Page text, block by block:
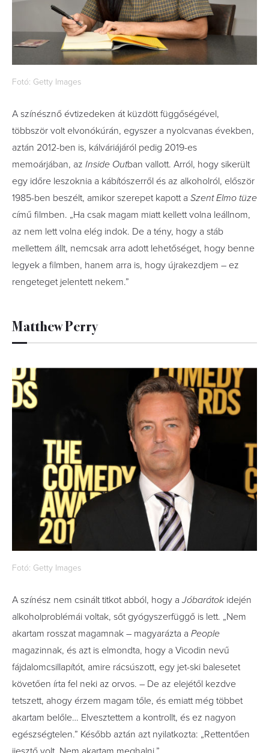
Fotó: Getty Images
A színésznő évtizedeken át küzdött függőségével,
többször volt elvonókúrán, egyszer a nyolcvanas években,
aztán 2012-ben is, kálváriájáról pedig 2019-es
memoárjában, az Inside Outban vallott. Arról, hogy sikerült
egy időre leszoknia a kábítószerről és az alkoholról, először
1985-ben beszélt, amikor szerepet kapott a Szent Elmo tüze
című filmben. „Ha csak magam miatt kellett volna leállnom,
az nem lett volna elég indok. De a tény, hogy a stáb
mellettem állt, nemcsak arra adott lehetőséget, hogy benne
legyek a filmben, hanem arra is, hogy újrakezdjem – ez
rengeteget jelentett nekem.”
Matthew Perry
Fotó: Getty Images
A színész nem csinált titkot abból, hogy a Jóbarátokidején
alkoholproblémái voltak, sőt gyógyszerfüggő is lett. „Nem
akartam rosszat magamnak – magyarázta a People
magazinnak, és azt is elmondta, hogy a Vicodin nevű
fájdalomcsillapítót, amire rácsúszott, egy jet-ski balesetet
követően írta fel neki az orvos. – De az elejétől kezdve
tetszett, ahogy érzem magam tőle, és emiatt még többet
akartam belőle… Elvesztettem a kontrollt, és ez nagyon
egészségtelen.” Később aztán azt nyilatkozta: „Rettentően